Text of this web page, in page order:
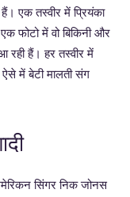
एक तस्वीर में प्रियंका
फोटो में वो बिकिनी और
रही हैं। हर तस्वीर में
में बेटी मालती संग
सिंगर निक जोनस